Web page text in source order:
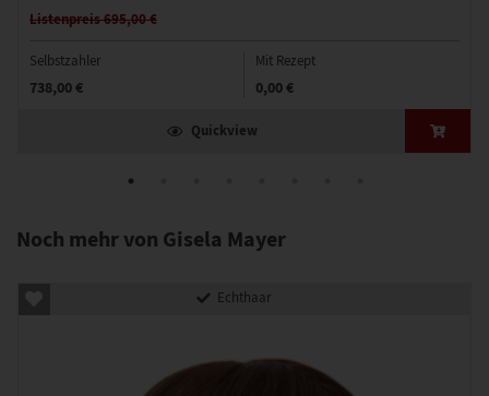
Listenpreis 695,00 €
Selbstzahler
738,00 €
Mit Rezept
0,00 €
Quickview
Noch mehr von Gisela Mayer
Echthaar